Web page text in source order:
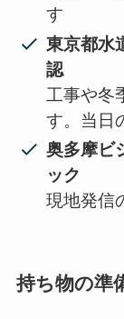
す
東京都水
認
工事や冬
す。当日
奥多摩ビ
ック
現地発信
持ち物の準